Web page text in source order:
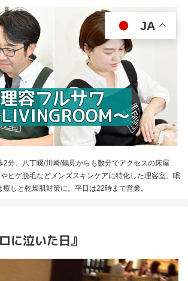
2分、八丁畷/川崎/鶴見からも数分でアクセスの床屋
ヒゲ脱毛などメンズスキンケアに特化した理容室。眠
しと乾燥肌対策に。平日は22時まで営業。
に泣いた日』
JA